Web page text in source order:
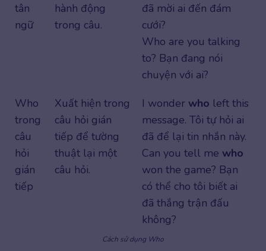
tân
ngữ
hành động
trong câu.
đã mời ai đến đám
cưới?
Who are you talking
to? Bạn đang nói
chuyện với ai?
Who
trong
câu
hỏi
gián
tiếp
Xuất hiện trong
câu hỏi gián
tiếp để tường
thuật lại một
câu hỏi.
I wonder who left this
message. Tôi tự hỏi ai
đã để lại tin nhắn này.
Can you tell me who
won the game? Bạn
có thể cho tôi biết ai
đã thắng trận đấu
không?
Cách sử dụng Who